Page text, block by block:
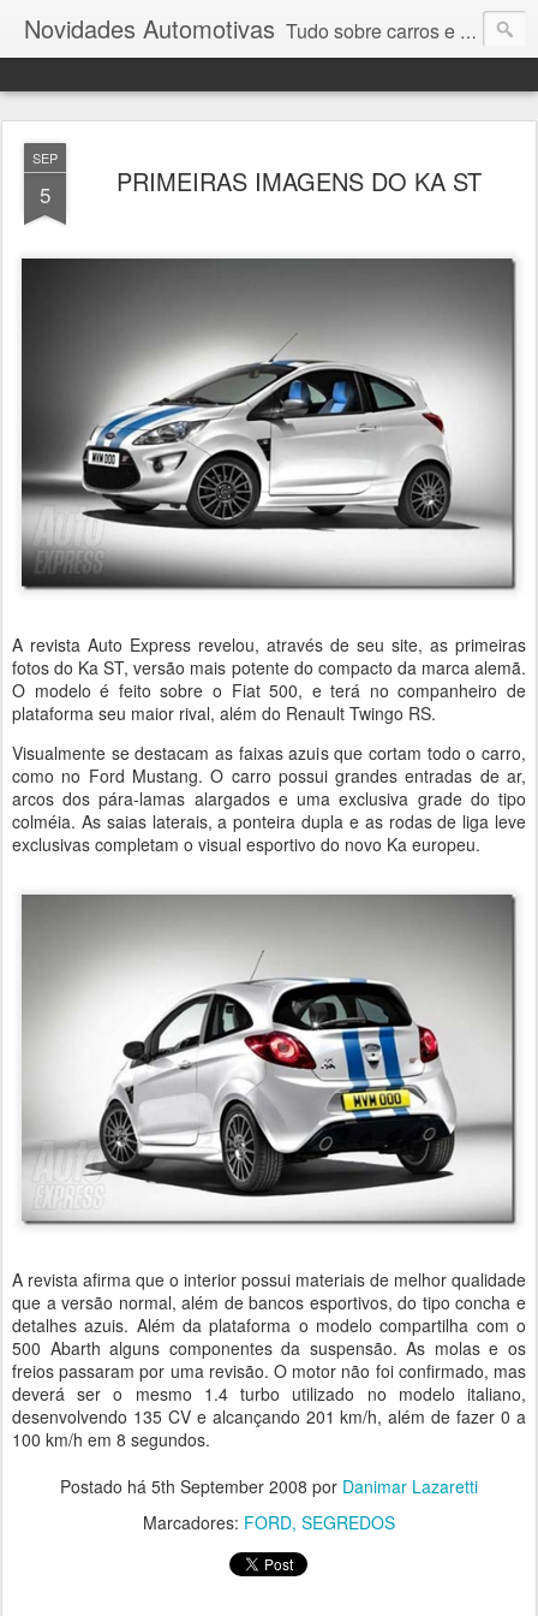
Novidades Automotivas Tudo sobre carros e motores
SEP
5 PRIMEIRAS IMAGENS DO KA ST
A revista Auto Express revelou, através de seu site, as primeiras
fotos do Ka ST, versão mais potente do compacto da marca alemã.
O modelo é feito sobre o Fiat 500, e terá no companheiro de
plataforma seu maior rival, além do Renault Twingo RS.
Visualmente se destacam as faixas azuis que cortam todo o carro,
como no Ford Mustang. O carro possui grandes entradas de ar,
arcos dos pára-lamas alargados e uma exclusiva grade do tipo
colméia. As saias laterais, a ponteira dupla e as rodas de liga leve
exclusivas completam o visual esportivo do novo Ka europeu.
A revista afirma que o interior possui materiais de melhor qualidade
que a versão normal, além de bancos esportivos, do tipo concha e
detalhes azuis. Além da plataforma o modelo compartilha com o
500 Abarth alguns componentes da suspensão. As molas e os
freios passaram por uma revisão. O motor não foi confirmado, mas
deverá ser o mesmo 1.4 turbo utilizado no modelo italiano,
desenvolvendo 135 CV e alcançando 201 km/h, além de fazer 0 a
100 km/h em 8 segundos.
Postado há 5th September 2008 por Danimar Lazaretti
Marcadores: FORD SEGREDOS